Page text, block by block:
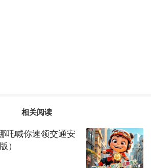
相关阅读
吒喊你速领交通安
）